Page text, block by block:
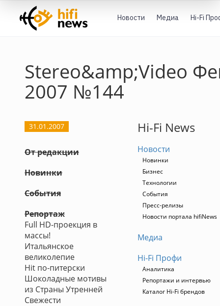
Новости Медиа Hi-Fi
Stereo&amp;Video
2007 №144
31.01.2007
От редакции
Новинки
События
Репортаж
Full HD-проекция в
массы!
Итальянское
великолепие
Hit по-питерски
Шоколадные мотивы
из Страны Утренней
Свежести
Hi-Fi News
Новости
Новинки
Бизнес
Технологии
События
Пресс-релизы
Новости портала hifiNews
Медиа
Hi-Fi Профи
Аналитика
Репортажи и интервью
Каталог Hi-Fi брендов